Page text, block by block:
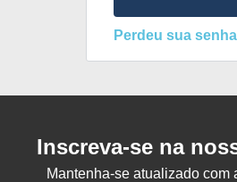
Perdeu sua
Inscreva-se na
Mantenha-se atualizado com